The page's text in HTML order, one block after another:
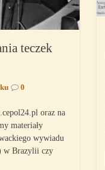
teczek
0
oraz na
materiały
wywiadu
w Brazylii czy